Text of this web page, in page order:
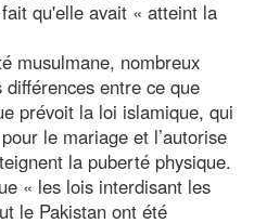
qu'elle avait « atteint la
musulmane, nombreux
entre ce que
prévoit la loi islamique, qui
le mariage et l’autorise
la puberté physique.
« les lois interdisant les
le Pakistan ont été